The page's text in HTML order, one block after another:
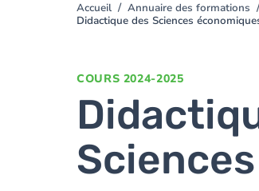
You
Accueil Annuaire des formations
Didactique des Sciences
COURS 2024-2025